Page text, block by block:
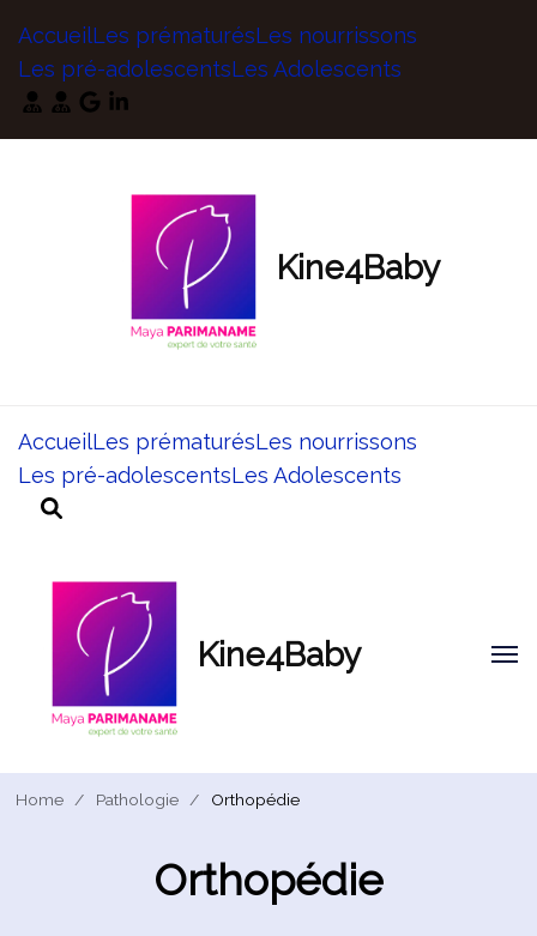
AccueilLes prématurésLes nourrissons
Les pré-adolescentsLes Adolescents
Kine4Baby
AccueilLes prématurésLes nourrissons
Les pré-adolescentsLes Adolescents
Kine4Baby
Home / Pathologie / Orthopédie
Orthopédie